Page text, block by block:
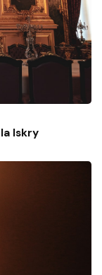
Iskry